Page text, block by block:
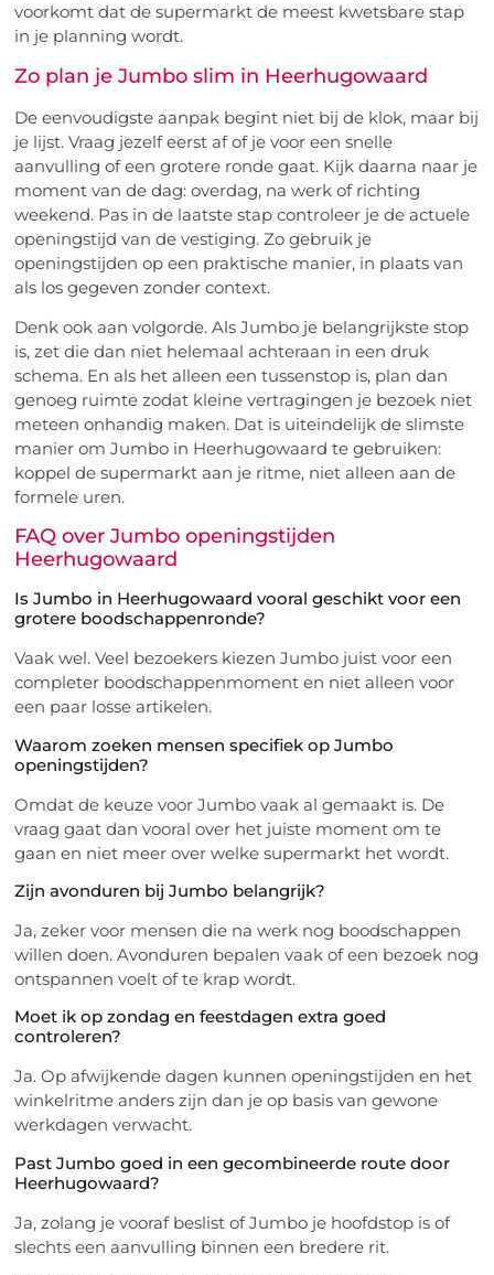
voorkomt dat de supermarkt de meest kwetsbare stap
in je planning wordt.
Zo plan je Jumbo slim in Heerhugowaard
De eenvoudigste aanpak begint niet bij de klok, maar bij
je lijst. Vraag jezelf eerst af of je voor een snelle
aanvulling of een grotere ronde gaat. Kijk daarna naar je
moment van de dag: overdag, na werk of richting
weekend. Pas in de laatste stap controleer je de actuele
openingstijd van de vestiging. Zo gebruik je
openingstijden op een praktische manier, in plaats van
als los gegeven zonder context.
Denk ook aan volgorde. Als Jumbo je belangrijkste stop
is, zet die dan niet helemaal achteraan in een druk
schema. En als het alleen een tussenstop is, plan dan
genoeg ruimte zodat kleine vertragingen je bezoek niet
meteen onhandig maken. Dat is uiteindelijk de slimste
manier om Jumbo in Heerhugowaard te gebruiken:
koppel de supermarkt aan je ritme, niet alleen aan de
formele uren.
FAQ over Jumbo openingstijden
Heerhugowaard
Is Jumbo in Heerhugowaard vooral geschikt voor een
grotere boodschappenronde?
Vaak wel. Veel bezoekers kiezen Jumbo juist voor een
completer boodschappenmoment en niet alleen voor
een paar losse artikelen.
Waarom zoeken mensen specifiek op Jumbo
openingstijden?
Omdat de keuze voor Jumbo vaak al gemaakt is. De
vraag gaat dan vooral over het juiste moment om te
gaan en niet meer over welke supermarkt het wordt.
Zijn avonduren bij Jumbo belangrijk?
Ja, zeker voor mensen die na werk nog boodschappen
willen doen. Avonduren bepalen vaak of een bezoek nog
ontspannen voelt of te krap wordt.
Moet ik op zondag en feestdagen extra goed
controleren?
Ja. Op afwijkende dagen kunnen openingstijden en het
winkelritme anders zijn dan je op basis van gewone
werkdagen verwacht.
Past Jumbo goed in een gecombineerde route door
Heerhugowaard?
Ja, zolang je vooraf beslist of Jumbo je hoofdstop is of
slechts een aanvulling binnen een bredere rit.